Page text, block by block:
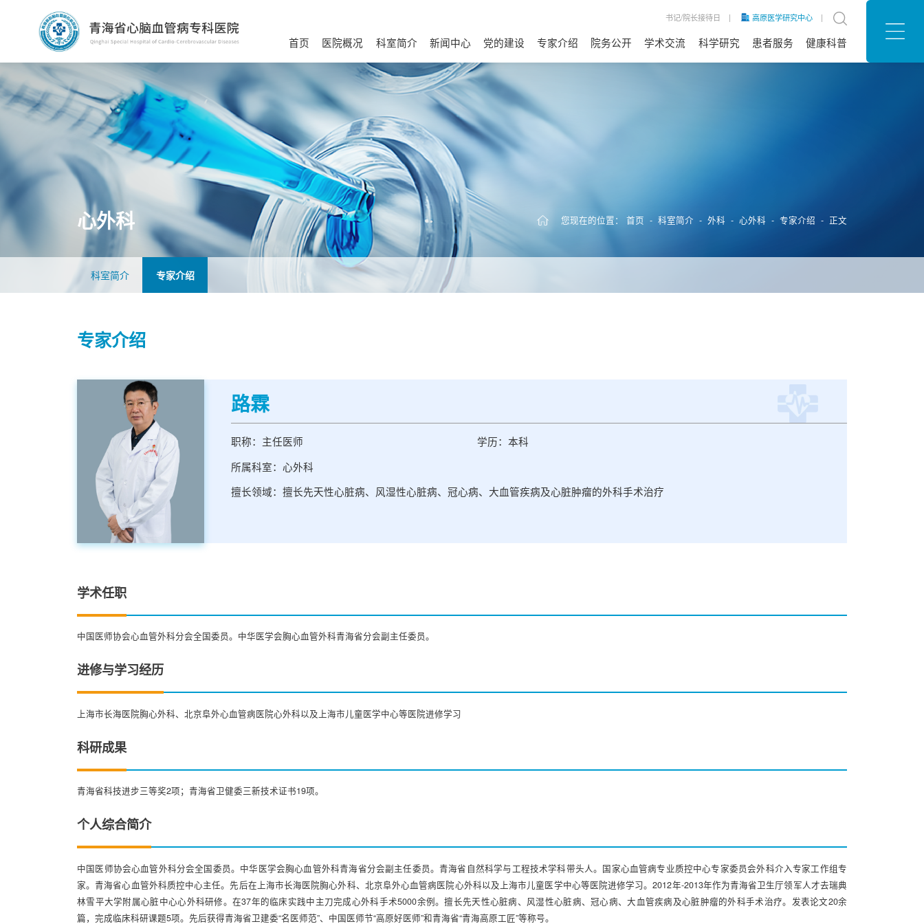
书记/院长接待日 | 高原医学研究中心 |
首页 医院概况
医院介绍
历史足迹
宣传视频
医院荣誉
文化建设
医院环境
温馨医患
联系我们
科室简介
内科
外科
诊疗相关科室
新闻中心
医院动态
视频新闻
党的建设
理论学习
基层党建
统战群团
纪检动态
专家介绍 院务公开 学术交流 科学研究 患者服务 健康科普
心外科 您现在的位置： 首页 - 科室简介 - 外科 - 心外科 - 专家介绍 - 正文
科室简介 专家介绍
专家介绍
路霖
职称：主任医师
学历：本科
所属科室：心外科
擅长领域：擅长先天性心脏病、风湿性心脏病、冠心病、大血管疾病及心脏肿瘤的外科手术治疗
学术任职
中国医师协会心血管外科分会全国委员。中华医学会胸心血管外科青海省分会副主任委员。
进修与学习经历
上海市长海医院胸心外科、北京阜外心血管病医院心外科以及上海市儿童医学中心等医院进修学习
科研成果
青海省科技进步三等奖2项；青海省卫健委三新技术证书19项。
个人综合简介
中国医师协会心血管外科分会全国委员。中华医学会胸心血管外科青海省分会副主任委员。青海省自然科学与工程技术学科带头人。国家心血管病专业质控中心专家委员会外科介入专家工作组专
家。青海省心血管外科质控中心主任。先后在上海市长海医院胸心外科、北京阜外心血管病医院心外科以及上海市儿童医学中心等医院进修学习。2012年-2013年作为青海省卫生厅领军人才去瑞典
林雪平大学附属心脏中心心外科研修。在37年的临床实践中主刀完成心外科手术5000余例。擅长先天性心脏病、风湿性心脏病、冠心病、大血管疾病及心脏肿瘤的外科手术治疗。发表论文20余
篇，完成临床科研课题5项。先后获得青海省卫建委“名医师范”、中国医师节“高原好医师”和青海省“青海高原工匠”等称号。